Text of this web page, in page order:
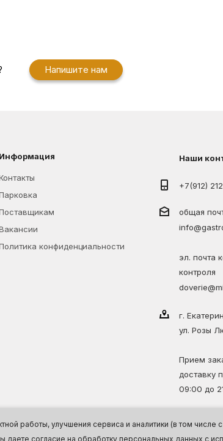
работы, улучшения сервиса и аналитики (в том
согласие на обработку персональных данных с
Напишите нам
Информация
конфиденциальности
Наши
+7(912)
общая
эл. почта
контроля
г.
ул. Розы
Прием
доставку
09:00 до